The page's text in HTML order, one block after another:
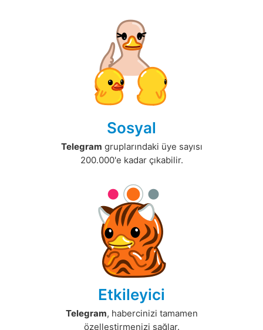
Sosyal
Telegram gruplarındaki üye sayısı
200.000'e kadar çıkabilir.
Etkileyici
Telegram, habercinizi tamamen
özelleştirmenizi sağlar.